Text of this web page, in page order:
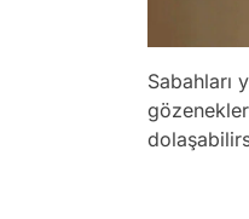
Sabahları